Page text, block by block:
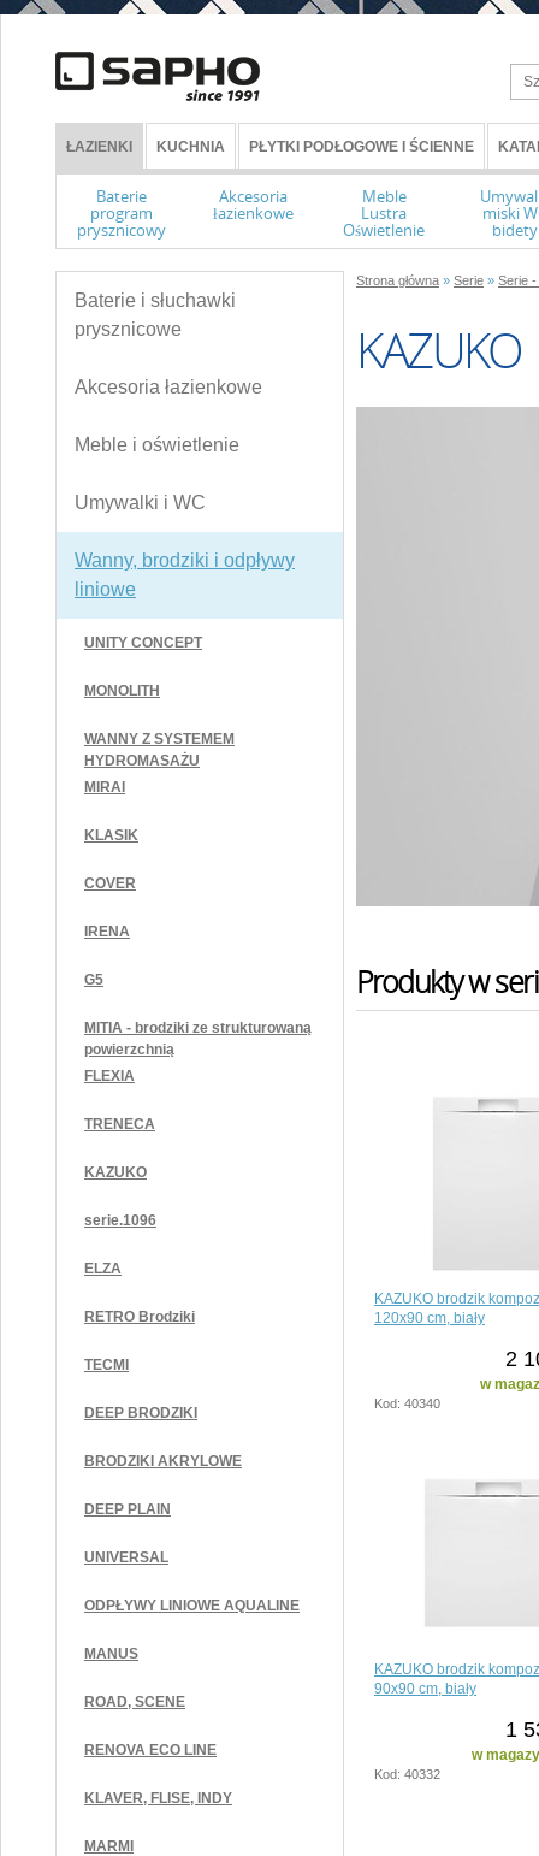
ŁAZIENKI KUCHNIA PŁYTKI PODŁOGOWE I ŚCIENNE
Baterie
program
prysznicowy
Akcesoria
łazienkowe
Meble
Lustra
Oświetlenie
miski
bidety
Baterie i słuchawki
prysznicowe
Akcesoria łazienkowe
Meble i oświetlenie
Umywalki i WC
Wanny, brodziki i odpływy
liniowe
UNITY CONCEPT
MONOLITH
WANNY Z SYSTEMEM
HYDROMASAŻU
MIRAI
KLASIK
COVER
IRENA
G5
MITIA - brodziki ze strukturowaną
powierzchnią
FLEXIA
TRENECA
KAZUKO
serie.1096
ELZA
RETRO Brodziki
TECMI
DEEP BRODZIKI
BRODZIKI AKRYLOWE
DEEP PLAIN
UNIVERSAL
ODPŁYWY LINIOWE AQUALINE
MANUS
ROAD, SCENE
RENOVA ECO LINE
KLAVER, FLISE, INDY
MARMI
Strona główna » Serie » Serie -
KAZUKO
Produkty w
KAZUKO brodzik
120x90 cm, biały
2
w
Kod: 40340
KAZUKO brodzik
90x90 cm, biały
1
w
Kod: 40332